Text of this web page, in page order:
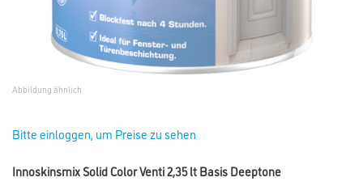
Abbildung ähnlich
Bitte einloggen, um Preise zu sehen
Innoskinsmix Solid Color Venti 2,35 lt Basis Deeptone